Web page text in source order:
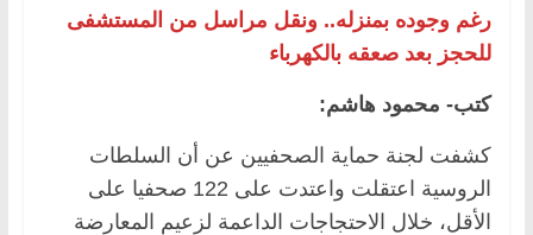
رغم وجوده بمنزله.. ونقل مراسل من المستشفى
للحجز بعد صعقه بالكهرباء
كتب- محمود هاشم:
كشفت لجنة حماية الصحفيين عن أن السلطات
الروسية اعتقلت واعتدت على 122 صحفيا على
الأقل، خلال الاحتجاجات الداعمة لزعيم المعارضة